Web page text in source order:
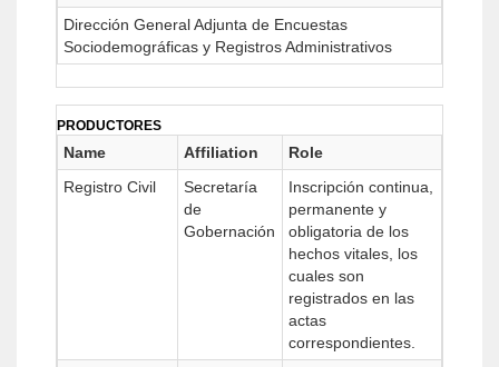
Dirección General Adjunta de Encuestas
Sociodemográficas y Registros Administrativos
PRODUCTORES
Name Affiliation
Role
Registro Civil
Secretaría
de
Gobernación
Inscripción continua,
permanente y
obligatoria de los
hechos vitales, los
cuales son
registrados en las
actas
correspondientes.